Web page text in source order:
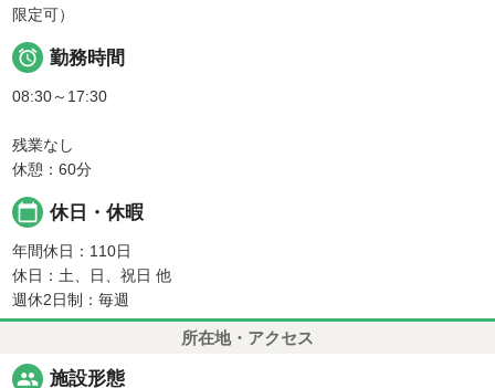
限定可）
 勤務時間
08:30～17:30
残業なし
休憩：60分
calendar_today 休日・休暇
年間休日：110日
休日：土、日、祝日 他
週休2日制：毎週
所在地・アクセス
people 施設形態